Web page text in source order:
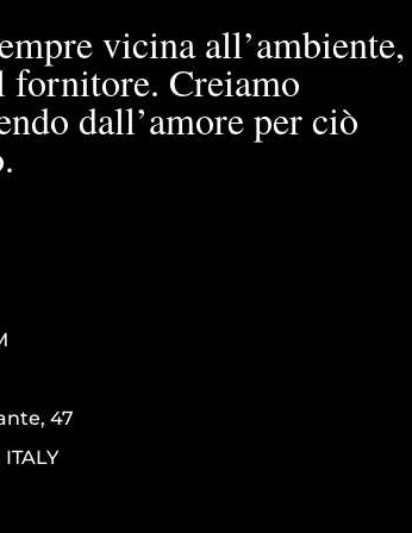
vicina all’ambiente,
fornitore. Creiamo
dall’amore per ciò
47